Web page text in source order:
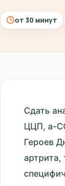
от 30 минут
Сдать
ЦЦП, а-
Героев
артрита,